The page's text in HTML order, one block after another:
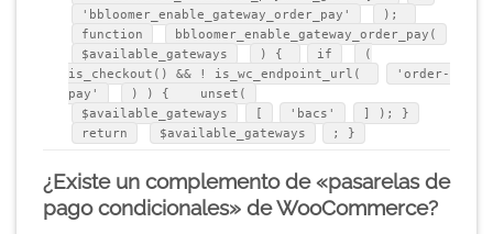
'bbloomer_enable_gateway_order_pay'
);
function
bbloomer_enable_gateway_order_pay(
$available_gateways
) { if
(
is_checkout() && ! is_wc_endpoint_url(
'order-
pay'
) ) { unset(
$available_gateways
[ 'bacs'
] ); }
return
$available_gateways ; }
¿Existe un complemento de «pasarelas de
pago condicionales» de WooCommerce?